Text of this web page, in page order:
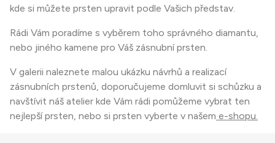
kde si můžete prsten upravit podle Vašich představ.
Rádi Vám poradíme s vyběrem toho správného diamantu,
nebo jiného kamene pro Váš zásnubní prsten.
V galerii naleznete malou ukázku návrhů a realizací
zásnubních prstenů, doporučujeme domluvit si schůzku a
navštívit náš atelier kde Vám rádi pomůžeme vybrat ten
nejlepší prsten, nebo si prsten vyberte v našem e-shopu.